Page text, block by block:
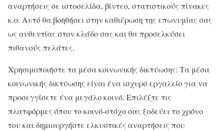
αναρτήσεις σε ιστοσελίδα, βίντεο, στατιστικούς πίνακες
κ.ο. Αυτό θα βοηθήσει στην καθιέρωση της επωνυμίας σας
ως αυθεντίας στον κλάδο σας και θα προσελκύσει
πιθανούς πελάτες.
Χρησιμοποιήστε τα μέσα κοινωνικής δικτύωσης: Τα μέσα
κοινωνικής δικτύωσης είναι ένα ισχυρό εργαλείο για να
προσεγγίσετε ένα μεγάλο κοινό. Επιλέξτε τις
πλατφόρμες όπου το κοινό-στόχο σας ξοδεύει το χρόνο
του και δημιουργήστε ελκυστικές αναρτήσεις που